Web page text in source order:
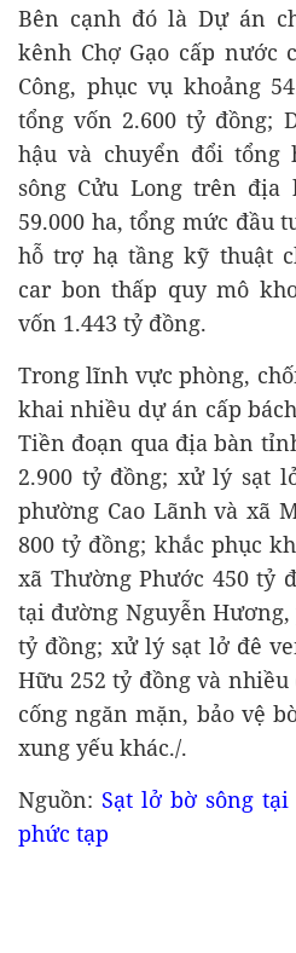
Bên cạnh đó là Dự án
kênh Chợ Gạo cấp nước
Công, phục vụ khoảng
tổng vốn 2.600 tỷ đồng;
hậu và chuyển đổi tổng
sông Cửu Long trên
59.000 ha, tổng mức đầu
hỗ trợ hạ tầng kỹ thuật
car bon thấp quy mô
vốn 1.443 tỷ đồng.
Trong lĩnh vực phòng,
khai nhiều dự án cấp
Tiền đoạn qua địa bàn
2.900 tỷ đồng; xử lý sạt
phường Cao Lãnh và xã
800 tỷ đồng; khắc phục
xã Thường Phước 450 tỷ
tại đường Nguyễn Hương,
tỷ đồng; xử lý sạt lở đê
Hữu 252 tỷ đồng và
cống ngăn mặn, bảo vệ
xung yếu khác./.
Nguồn: Sạt lở bờ sông
phức tạp